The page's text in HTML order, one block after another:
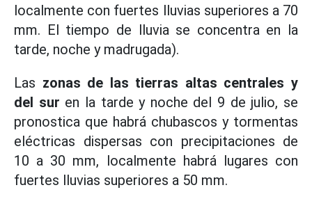
localmente con fuertes lluvias superiores a 70
mm. El tiempo de lluvia se concentra en la
tarde, noche y madrugada).
Las zonas de las tierras altas centrales y
del sur en la tarde y noche del 9 de julio, se
pronostica que habrá chubascos y tormentas
eléctricas dispersas con precipitaciones de
10 a 30 mm, localmente habrá lugares con
fuertes lluvias superiores a 50 mm.